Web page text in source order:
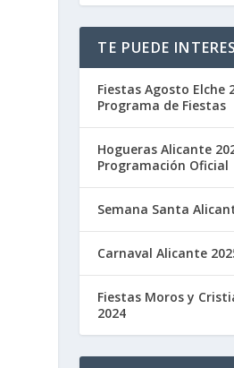
TE PUEDE
Fiestas Agosto Elche
Programa de Fiestas
Hogueras Alicante
Programación Oficial
Semana Santa
Carnaval Alicante
Fiestas Moros y
2024